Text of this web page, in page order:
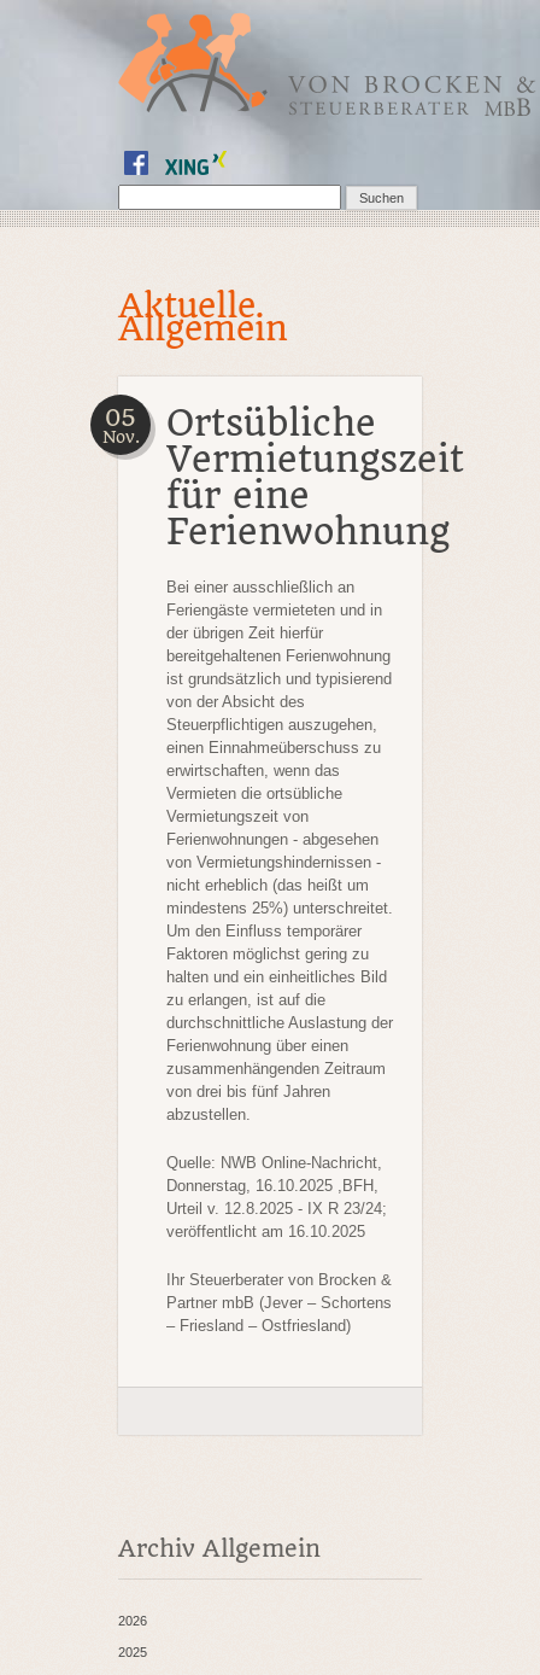
Aktuelle
Allgemein
05
Nov.
Ortsübliche
Vermietungszeit
für eine
Ferienwohnung
Bei einer ausschließlich an
Feriengäste vermieteten und in
der übrigen Zeit hierfür
bereitgehaltenen Ferienwohnung
ist grundsätzlich und typisierend
von der Absicht des
Steuerpflichtigen auszugehen,
einen Einnahmeüberschuss zu
erwirtschaften, wenn das
Vermieten die ortsübliche
Vermietungszeit von
Ferienwohnungen - abgesehen
von Vermietungshindernissen -
nicht erheblich (das heißt um
mindestens 25%) unterschreitet.
Um den Einfluss temporärer
Faktoren möglichst gering zu
halten und ein einheitliches Bild
zu erlangen, ist auf die
durchschnittliche Auslastung der
Ferienwohnung über einen
zusammenhängenden Zeitraum
von drei bis fünf Jahren
abzustellen.
Quelle: NWB Online-Nachricht,
Donnerstag, 16.10.2025 ,BFH,
Urteil v. 12.8.2025 - IX R 23/24;
veröffentlicht am 16.10.2025
Ihr Steuerberater von Brocken &
Partner mbB (Jever – Schortens
– Friesland – Ostfriesland)
Archiv Allgemein
2026
2025